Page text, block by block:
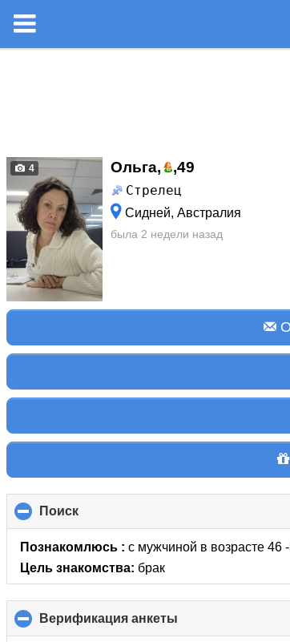
4 Ольга, ,49
Стрелец
Сидней, Австралия
была 2 недели назад
Поиск
to
collapse
Познакомлюсь :с мужчиной в возрасте 46
Цель знакомства: брак
Верификация анкеты
to